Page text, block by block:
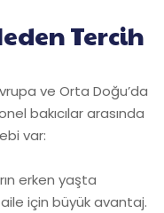
Tercih
ve Orta Doğu’da
bakıcılar arasında
var:
erken yaşta
için büyük avantaj.